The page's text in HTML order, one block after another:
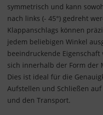
symmetrisch und kann
nach links (- 45°) gedreht
Klappanschlags können
jedem beliebigen Winkel
beeindruckende
sich innerhalb der Form der
Dies ist ideal für die
Aufstellen und Schließen
und den Transport.